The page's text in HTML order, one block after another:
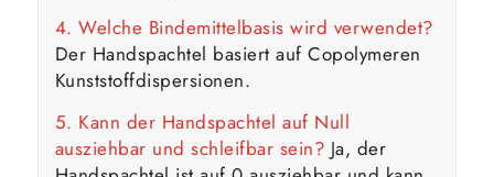
4. Welche Bindemittelbasis wird verwendet?
Der Handspachtel basiert auf Copolymeren
Kunststoffdispersionen.
5. Kann der Handspachtel auf Null
ausziehbar und schleifbar sein? Ja, der